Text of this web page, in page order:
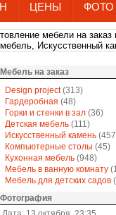
ЦЕНЫ ФОТО
мебели на
Искусственный
Мебель на заказ
Design project(313)
Гардеробная (48)
Горки и стенки в зал (36)
Детская мебель (111)
Искусственный камень
Компьютерные столы (45)
Кухонная мебель (948)
Мебель в ванную комнату
Мебель для детских садов
Фотография